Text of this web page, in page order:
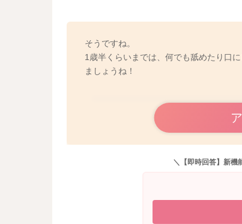
そうですね。
1歳半くらいまでは、何でも舐めたり口
ましょうね！
＼【即時回答】新機